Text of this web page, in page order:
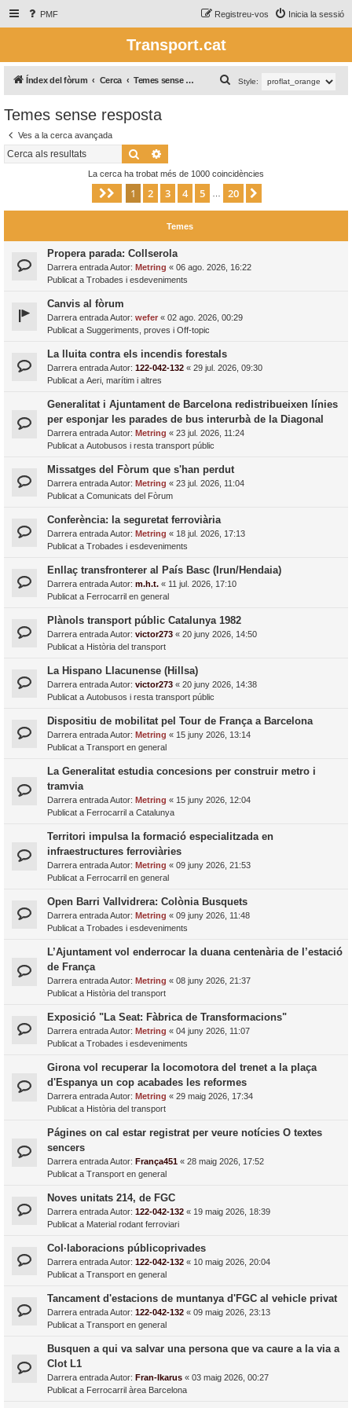
PMF Inicia la sessió
Registreu-vos
Transport.cat
Índex del fòrum Cerca Temes sense resposta Style:
e
Temes sense resposta
Ves a la cerca avançada
Cerca
La cerca ha trobat més de 1000 coincidències
Pàgina de 20
1 2 3 4 5 20
Temes
Propera parada: Collserola
Darrera entrada Autor: Metring « 06 ago. 2026, 16:22
Publicat a Trobades i esdeveniments
Canvis al fòrum
Darrera entrada Autor: wefer « 02 ago. 2026, 00:29
Publicat a Suggeriments, proves i Off-topic
La lluita contra els incendis forestals
Darrera entrada Autor: 122-042-132 « 29 jul. 2026, 09:30
Publicat a Aeri, marítim i altres
Generalitat i Ajuntament de Barcelona redistribueixen línies
per esponjar les parades de bus interurbà de la Diagonal
Darrera entrada Autor: Metring « 23 jul. 2026, 11:24
Publicat a Autobusos i resta transport públic
Missatges del Fòrum que s'han perdut
Darrera entrada Autor: Metring « 23 jul. 2026, 11:04
Publicat a Comunicats del Fòrum
Conferència: la seguretat ferroviària
Darrera entrada Autor: Metring « 18 jul. 2026, 17:13
Publicat a Trobades i esdeveniments
Enllaç transfronterer al País Basc (Irun/Hendaia)
Darrera entrada Autor: m.h.t. « 11 jul. 2026, 17:10
Publicat a Ferrocarril en general
Plànols transport públic Catalunya 1982
Darrera entrada Autor: victor273 « 20 juny 2026, 14:50
Publicat a Història del transport
La Hispano Llacunense (Hillsa)
Darrera entrada Autor: victor273 « 20 juny 2026, 14:38
Publicat a Autobusos i resta transport públic
Dispositiu de mobilitat pel Tour de França a Barcelona
Darrera entrada Autor: Metring « 15 juny 2026, 13:14
Publicat a Transport en general
La Generalitat estudia concesions per construir metro i
tramvia
Darrera entrada Autor: Metring « 15 juny 2026, 12:04
Publicat a Ferrocarril a Catalunya
Territori impulsa la formació especialitzada en
infraestructures ferroviàries
Darrera entrada Autor: Metring « 09 juny 2026, 21:53
Publicat a Ferrocarril en general
Open Barri Vallvidrera: Colònia Busquets
Darrera entrada Autor: Metring « 09 juny 2026, 11:48
Publicat a Trobades i esdeveniments
L’Ajuntament vol enderrocar la duana centenària de l’estació
de França
Darrera entrada Autor: Metring « 08 juny 2026, 21:37
Publicat a Història del transport
Exposició "La Seat: Fàbrica de Transformacions"
Darrera entrada Autor: Metring « 04 juny 2026, 11:07
Publicat a Trobades i esdeveniments
Girona vol recuperar la locomotora del trenet a la plaça
d'Espanya un cop acabades les reformes
Darrera entrada Autor: Metring « 29 maig 2026, 17:34
Publicat a Història del transport
Págines on cal estar registrat per veure notícies O textes
sencers
Darrera entrada Autor: França451 « 28 maig 2026, 17:52
Publicat a Transport en general
Noves unitats 214, de FGC
Darrera entrada Autor: 122-042-132 « 19 maig 2026, 18:39
Publicat a Material rodant ferroviari
Col·laboracions públicoprivades
Darrera entrada Autor: 122-042-132 « 10 maig 2026, 20:04
Publicat a Transport en general
Tancament d'estacions de muntanya d'FGC al vehicle privat
Darrera entrada Autor: 122-042-132 « 09 maig 2026, 23:13
Publicat a Transport en general
Busquen a qui va salvar una persona que va caure a la via a
Clot L1
Darrera entrada Autor: Fran-Ikarus « 03 maig 2026, 00:27
Publicat a Ferrocarril àrea Barcelona